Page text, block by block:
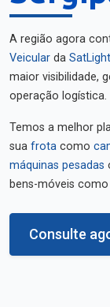
A região agora
Veicular da SatLight
maior visibilidade,
operação logística.
Temos a melhor
sua frota como
máquinas pesadas
bens-móveis como
Consulte